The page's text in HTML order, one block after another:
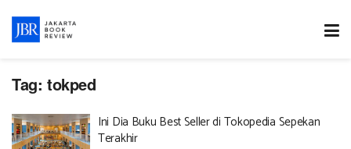
Tag: tokped
Ini Dia Buku Best Seller di Tokopedia Sepekan
Terakhir